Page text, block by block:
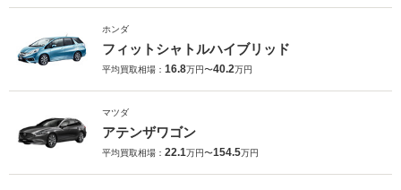
ホンダ
フィットシャトルハイブリッド
平均買取相場： 16.8万円〜40.2万円
マツダ
アテンザワゴン
平均買取相場： 22.1万円〜154.5万円